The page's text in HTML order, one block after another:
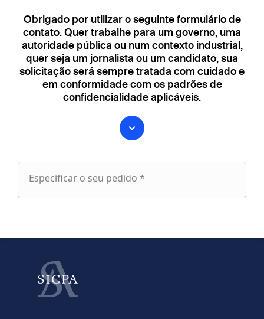
Obrigado por utilizar o seguinte formulário de
contato. Quer trabalhe para um governo, uma
autoridade pública ou num contexto industrial,
quer seja um jornalista ou um candidato, sua
solicitação será sempre tratada com cuidado e
em conformidade com os padrões de
confidencialidade aplicáveis.
Especificar o seu pedido *
Especificar
Apelido
fieldset